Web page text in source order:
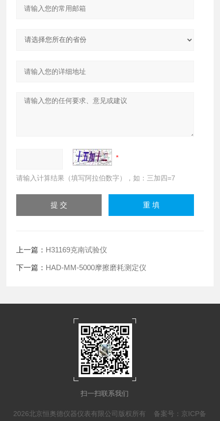
请输入计算结果（填写阿拉伯数字），如：三加四=7
上一篇： H31169克南试验仪
下一篇： HAD-MM-5000摩擦磨耗测定仪
扫一扫联系我们
2026北京恒奥德仪器仪表有限公司版权所有 备案号：京ICP备